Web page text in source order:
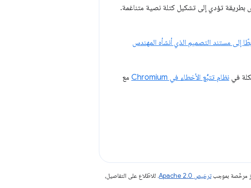
بطريقة تؤدي إلى تشكيل كتلة نصية متناغمة.
إلى مستند التصميم الذي أنشأه المهندس
في نظام تتبُّع الأخطاء في Chromium
مع
مرخّصة بموجبترخيص Apache 2.0‏
. للاطّلاع على التفاصيل،